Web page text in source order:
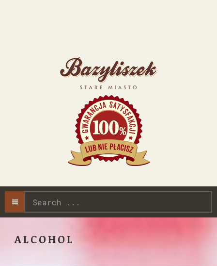
Search
...
ALCOHOL